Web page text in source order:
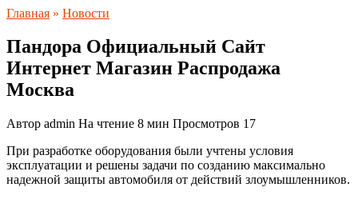
Главная » Новости
Пандора Официальный Сайт
Интернет Магазин Распродажа
Москва
Автор admin На чтение 8 мин Просмотров 17
При разработке оборудования были учтены условия
эксплуатации и решены задачи по созданию максимально
надежной защиты автомобиля от действий злоумышленников.